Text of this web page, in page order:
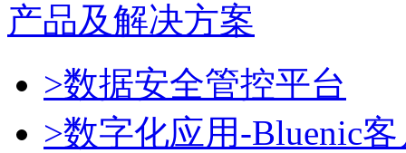
产品及解决方案
>数据安全管控平台
>数字化应用-Bluenic